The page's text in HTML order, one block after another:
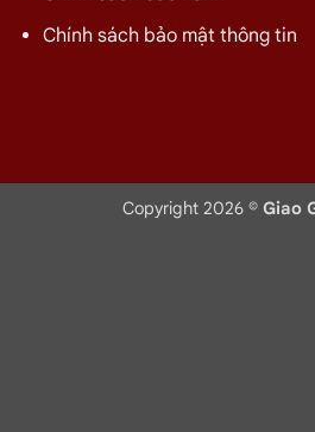
Chính sách bảo mật thông tin
Copyright 2026 © Giao